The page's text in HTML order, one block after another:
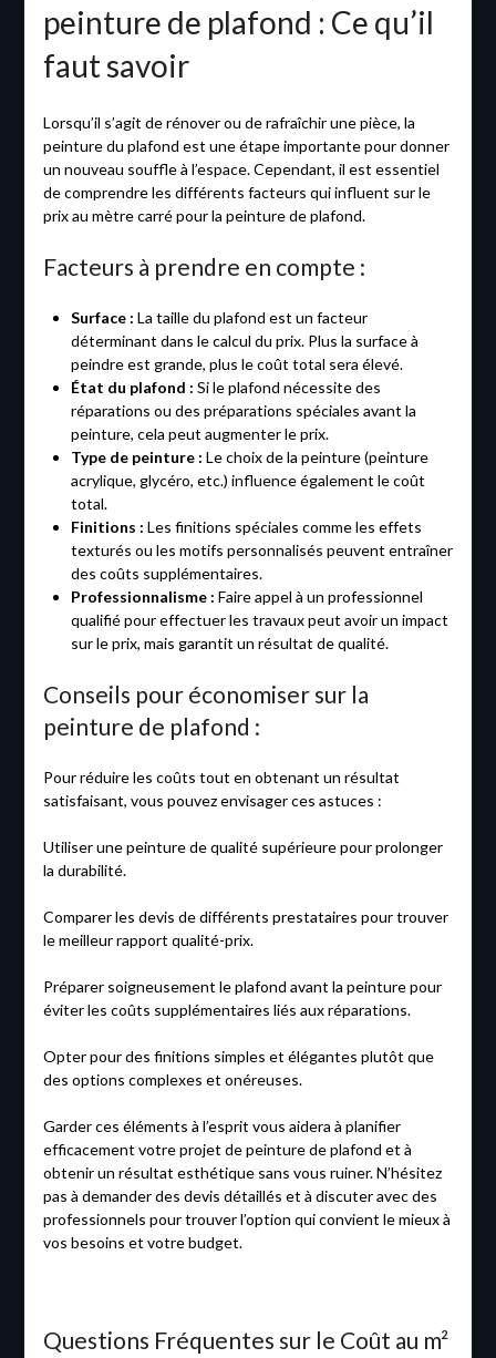
peinture de plafond : Ce qu’il
faut savoir
Lorsqu’il s’agit de rénover ou de rafraîchir une pièce, la
peinture du plafond est une étape importante pour donner
un nouveau souffle à l’espace. Cependant, il est essentiel
de comprendre les différents facteurs qui influent sur le
prix au mètre carré pour la peinture de plafond.
Facteurs à prendre en compte :
Surface : La taille du plafond est un facteur
déterminant dans le calcul du prix. Plus la surface à
peindre est grande, plus le coût total sera élevé.
État du plafond : Si le plafond nécessite des
réparations ou des préparations spéciales avant la
peinture, cela peut augmenter le prix.
Type de peinture : Le choix de la peinture (peinture
acrylique, glycéro, etc.) influence également le coût
total.
Finitions : Les finitions spéciales comme les effets
texturés ou les motifs personnalisés peuvent entraîner
des coûts supplémentaires.
Professionnalisme : Faire appel à un professionnel
qualifié pour effectuer les travaux peut avoir un impact
sur le prix, mais garantit un résultat de qualité.
Conseils pour économiser sur la
peinture de plafond :
Pour réduire les coûts tout en obtenant un résultat
satisfaisant, vous pouvez envisager ces astuces :
Utiliser une peinture de qualité supérieure pour prolonger
la durabilité.
Comparer les devis de différents prestataires pour trouver
le meilleur rapport qualité-prix.
Préparer soigneusement le plafond avant la peinture pour
éviter les coûts supplémentaires liés aux réparations.
Opter pour des finitions simples et élégantes plutôt que
des options complexes et onéreuses.
Garder ces éléments à l’esprit vous aidera à planifier
efficacement votre projet de peinture de plafond et à
obtenir un résultat esthétique sans vous ruiner. N’hésitez
pas à demander des devis détaillés et à discuter avec des
professionnels pour trouver l’option qui convient le mieux à
vos besoins et votre budget.
Questions Fréquentes sur le Coût au m²